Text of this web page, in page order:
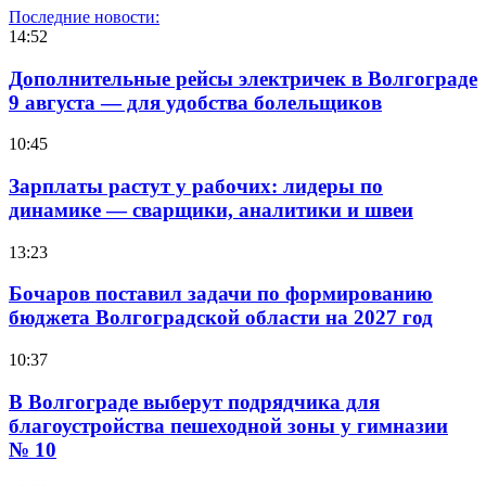
Последние новости:
14:52
Дополнительные рейсы электричек в Волгограде
9 августа — для удобства болельщиков
10:45
Зарплаты растут у рабочих: лидеры по
динамике — сварщики, аналитики и швеи
13:23
Бочаров поставил задачи по формированию
бюджета Волгоградской области на 2027 год
10:37
В Волгограде выберут подрядчика для
благоустройства пешеходной зоны у гимназии
№ 10